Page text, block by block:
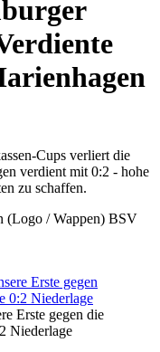
Cups verliert die
verdient mit 0:2 - hohe
zu schaffen.
BSV
Erste gegen die
Niederlage